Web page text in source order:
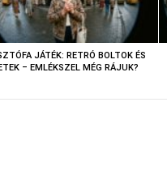
JÁTÉK: RETRÓ BOLTOK ÉS
– EMLÉKSZEL MÉG RÁJUK?